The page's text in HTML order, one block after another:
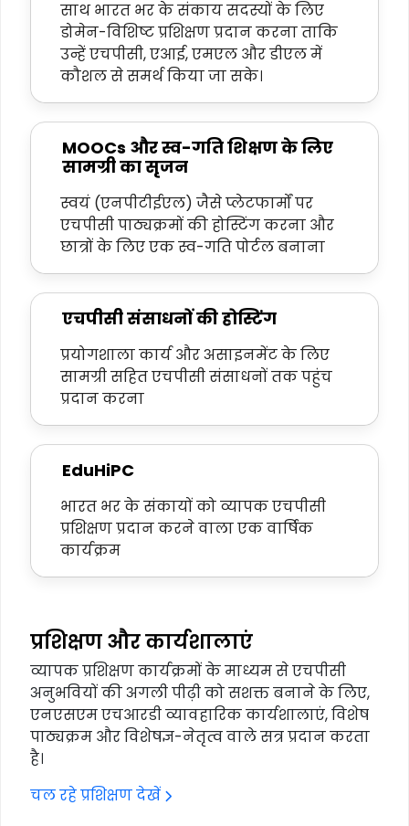
साथ भारत भर के संकाय सदस्यों के लिए
डोमेन-विशिष्ट प्रशिक्षण प्रदान करना ताकि
उन्हें एचपीसी, एआई, एमएल और डीएल में
कौशल से समर्थ किया जा सके।
MOOCs और स्व-गति शिक्षण के लिए
सामग्री का सृजन
स्वयं (एनपीटीईएल) जैसे प्लेटफार्मों पर
एचपीसी पाठ्यक्रमों की होस्टिंग करना और
छात्रों के लिए एक स्व-गति पोर्टल बनाना
एचपीसी संसाधनों की होस्टिंग
प्रयोगशाला कार्य और असाइनमेंट के लिए
सामग्री सहित एचपीसी संसाधनों तक पहुंच
प्रदान करना
EduHiPC
भारत भर के संकायों को व्यापक एचपीसी
प्रशिक्षण प्रदान करने वाला एक वार्षिक
कार्यक्रम
प्रशिक्षण और कार्यशालाएं
व्यापक प्रशिक्षण कार्यक्रमों के माध्यम से एचपीसी
अनुभवियों की अगली पीढ़ी को सशक्त बनाने के लिए,
एनएसएम एचआरडी व्यावहारिक कार्यशालाएं, विशेष
पाठ्यक्रम और विशेषज्ञ-नेतृत्व वाले सत्र प्रदान करता
है।
चल रहे प्रशिक्षण देखें